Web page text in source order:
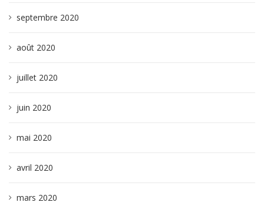
septembre 2020
août 2020
juillet 2020
juin 2020
mai 2020
avril 2020
mars 2020